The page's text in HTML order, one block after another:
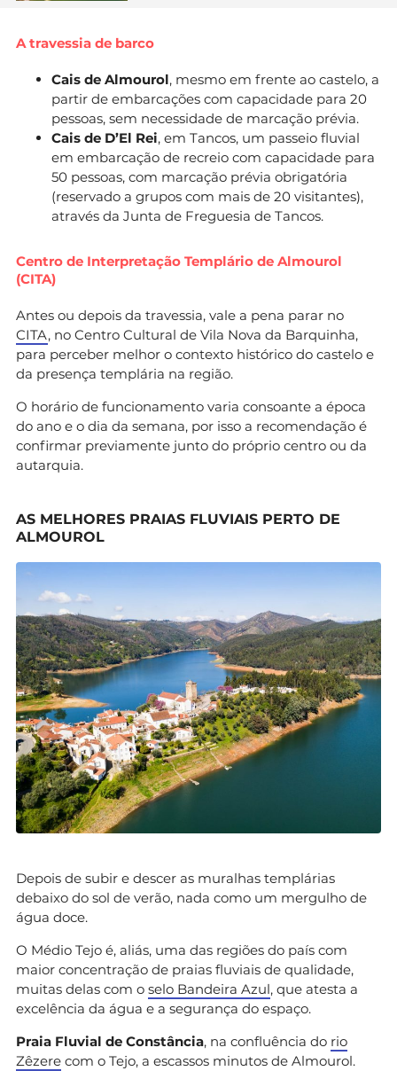
A travessia de barco
Cais de Almourol, mesmo em frente ao castelo, a
partir de embarcações com capacidade para 20
pessoas, sem necessidade de marcação prévia.
Cais de D’El Rei, em Tancos, um passeio fluvial
em embarcação de recreio com capacidade para
50 pessoas, com marcação prévia obrigatória
(reservado a grupos com mais de 20 visitantes),
através da Junta de Freguesia de Tancos.
Centro de Interpretação Templário de Almourol
(CITA)
Antes ou depois da travessia, vale a pena parar no
CITA, no Centro Cultural de Vila Nova da Barquinha,
para perceber melhor o contexto histórico do castelo e
da presença templária na região.
O horário de funcionamento varia consoante a época
do ano e o dia da semana, por isso a recomendação é
confirmar previamente junto do próprio centro ou da
autarquia.
AS MELHORES PRAIAS FLUVIAIS PERTO DE
ALMOUROL
Depois de subir e descer as muralhas templárias
debaixo do sol de verão, nada como um mergulho de
água doce.
O Médio Tejo é, aliás, uma das regiões do país com
maior concentração de praias fluviais de qualidade,
muitas delas com o selo Bandeira Azul, que atesta a
excelência da água e a segurança do espaço.
Praia Fluvial de Constância, na confluência do rio
Zêzere com o Tejo, a escassos minutos de Almourol.